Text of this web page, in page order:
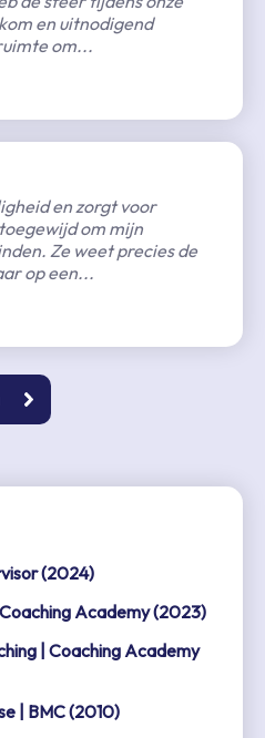
en uitnodigend
om...
en zorgt voor
om mijn
Ze weet precies de
op een...
(2024)
Academy (2023)
| Coaching Academy
| BMC (2010)